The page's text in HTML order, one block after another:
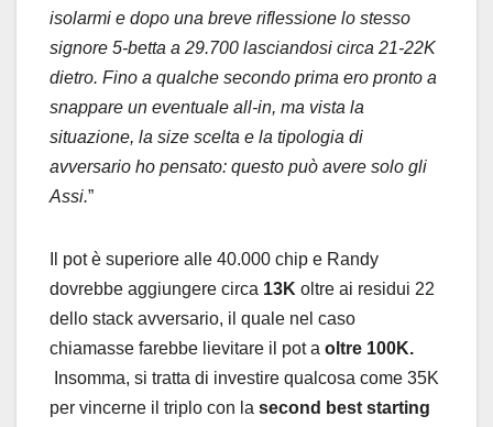
isolarmi e dopo una breve riflessione lo stesso
signore 5-betta a 29.700 lasciandosi circa 21-22K
dietro. Fino a qualche secondo prima ero pronto a
snappare un eventuale all-in, ma vista la
situazione, la size scelta e la tipologia di
avversario ho pensato: questo può avere solo gli
Assi.”
Il pot è superiore alle 40.000 chip e Randy
dovrebbe aggiungere circa 13K oltre ai residui 22
dello stack avversario, il quale nel caso
chiamasse farebbe lievitare il pot a oltre 100K.
Insomma, si tratta di investire qualcosa come 35K
per vincerne il triplo con la second best starting